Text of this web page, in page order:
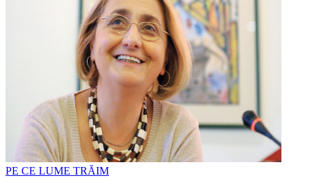
PE CE LUME TRĂIM